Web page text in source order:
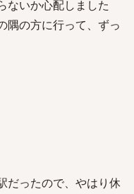
ないか心配しました
隅の方に行って、ずっ
だったので、やはり休